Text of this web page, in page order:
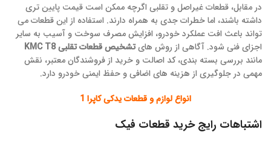
در مقابل، قطعات غیراصل و تقلبی اگرچه ممکن است قیمت پایین تری
داشته باشند، اما خطرات جدی به همراه دارند. استفاده از این قطعات می
تواند باعث افت عملکرد خودرو، افزایش مصرف سوخت و آسیب به سایر
اجزای فنی شود. آگاهی از روش هایتشخیص قطعات تقلبی KMC T8
مانند بررسی بسته بندی، کد اصالت و خرید از فروشندگان معتبر، نقش
مهمی در جلوگیری از هزینه های اضافی و حفظ ایمنی خودرو دارد.
انواع لوازم و قطعات یدکی کاپرا 1
اشتباهات رایج خرید قطعات فیک